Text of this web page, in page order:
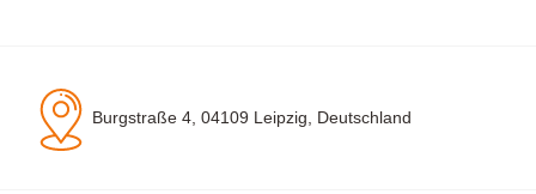
Burgstraße 4, 04109 Leipzig, Deutschland